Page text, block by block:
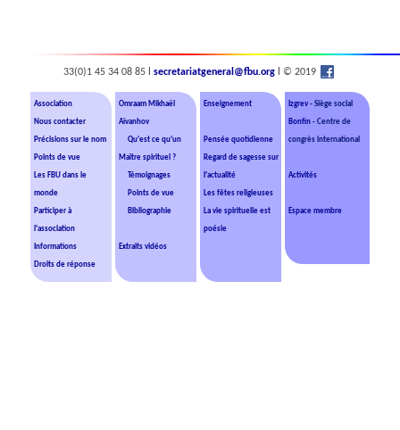
33(0)1 45 34 08 85 lsecretariatgeneral@fbu.org l © 2019
Association
Nous contacter
Précisions sur le nom
Points de vue
Les FBU dans le
monde
Participer à
l'association
Informations
Droits de réponse
Omraam Mikhaël
Aïvanhov
Qu'est ce qu'un
Maître spirituel ?
Témoignages
Points de vue
Bibliographie
Extraits vidéos
Enseignement
Pensée quotidienne
Regard de sagesse sur
l'actualité
Les fêtes religieuses
La vie spirituelle est
poésie
Izgrev - Siège social
Bonfin- Centre de
congrès international
Activités
Espace membre